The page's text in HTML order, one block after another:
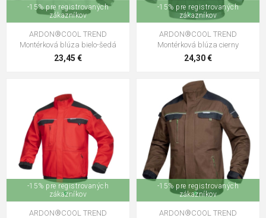
-15% pre registrovaných
zákazníkov
ARDON®COOL TREND
Montérková blúza bielo-šedá
23,45 €
-15% pre registrovaných
zákazníkov
ARDON®COOL TREND
Montérková blúza cierny
24,30 €
-15% pre registrovaných
zákazníkov
ARDON®COOL TREND
-15% pre registrovaných
zákazníkov
ARDON®COOL TREND